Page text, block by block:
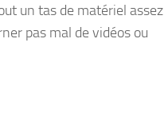
un tas de matériel assez
pas mal de vidéos ou